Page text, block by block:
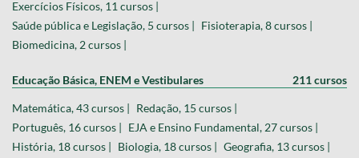
Exercícios Físicos, 11 cursos |
Saúde pública e Legislação, 5 cursos | Fisioterapia, 8 cursos |
Biomedicina, 2 cursos |
Educação Básica, ENEM e Vestibulares 211 cursos
Matemática, 43 cursos | Redação, 15 cursos |
Português, 16 cursos | EJA e Ensino Fundamental, 27 cursos |
História, 18 cursos | Biologia, 18 cursos | Geografia, 13 cursos |